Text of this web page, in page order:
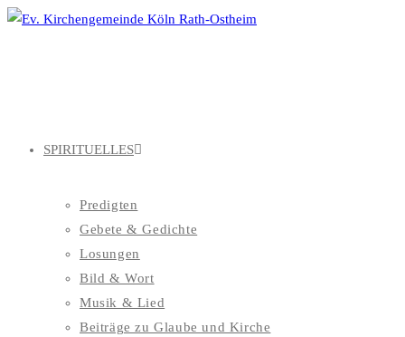
Zum
SPIRITUELLES
Predigten
Gebete & Gedichte
Losungen
Bild & Wort
Musik & Lied
Beiträge zu Glaube und Kirche